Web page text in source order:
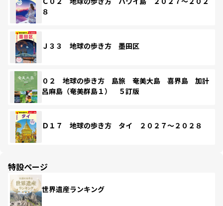
８
Ｊ３３ 地球の歩き方 墨田区
０２ 地球の歩き方 島旅 奄美大島 喜界島 加計
呂麻島（奄美群島１） ５訂版
Ｄ１７ 地球の歩き方 タイ ２０２７～２０２８
特設ページ
世界遺産ランキング